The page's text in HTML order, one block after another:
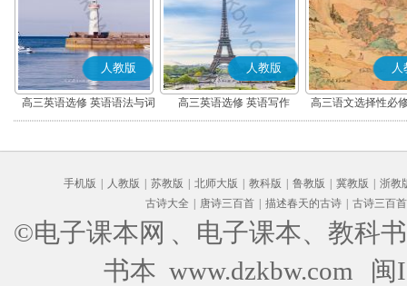
人教版
高三英语选修 英语语法与词
汇
人教版
高三英语选修 英语写作
人
高三语文选择性必
编版)
手机版 人教版 苏教版 北师大版 教科版 鲁教版 冀教版
浙教
古诗大全
唐诗三百首 描述春天的古诗 古诗三百首
©电子课本网 、电子课本、教科
书本 www.dzkbw.com
闽